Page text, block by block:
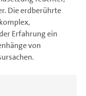
Die erdberührte
Erfahrung ein
von